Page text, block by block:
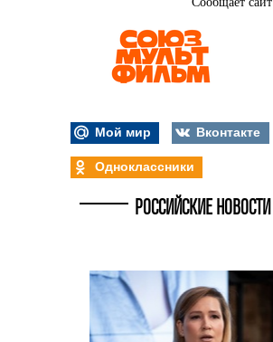
Мой мир
Вконтакте
Одноклассники
РОССИЙСКИЕ НОВОСТИ